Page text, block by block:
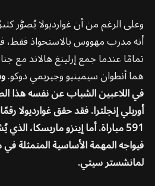
وعلى الرغم من أن غوارديولا يُصوَّر
أنه مدرب مهووس بالاستحواذ فقط،
تمامًا عندما جمع إرلينغ هالاند مع
هما أنطوان سيمينيو وجيريمي دوكو.
في اللاعبين الشباب عن نفسه هذا
591 مباراة. أما إينزو ماريسكا،
فيواجه المهمة الأساسية المتمثلة
لمانشستر سيتي.